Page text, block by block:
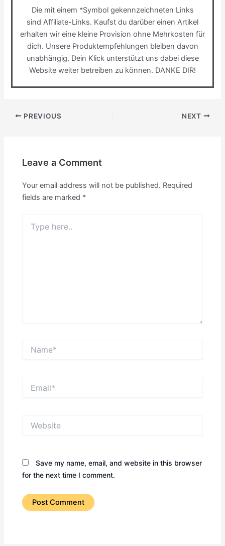
Die mit einem *Symbol gekennzeichneten Links
sind Affiliate-Links. Kaufst du darüber einen Artikel
erhalten wir eine kleine Provision ohne Mehrkosten für
dich. Unsere Produktempfehlungen bleiben davon
unabhängig. Dein Klick unterstützt uns dabei diese
Website weiter betreiben zu können. DANKE DIR!
PREVIOUS NEXT
Leave a Comment
Your email address will not be published. Required
fields are marked *
here..
Save my name, email, and website in this browser
for the next time I comment.